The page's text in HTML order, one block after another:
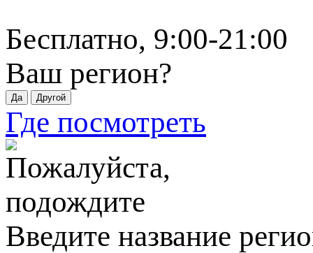
Бесплатно, 9:00-21:00
Ваш регион?
Где посмотреть
Введите название